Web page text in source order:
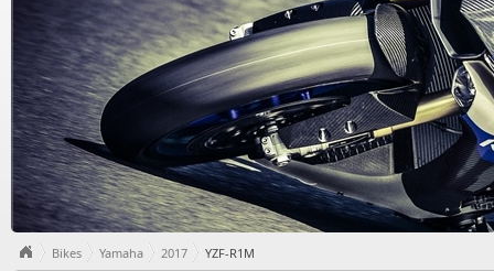
Bikes Yamaha 2017 YZF-R1M